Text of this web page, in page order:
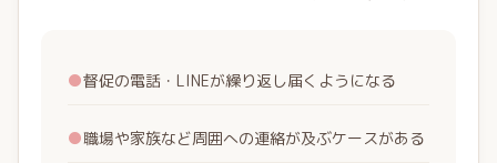
●督促の電話・LINEが繰り返し届くようになる
●職場や家族など周囲への連絡が及ぶケースがある